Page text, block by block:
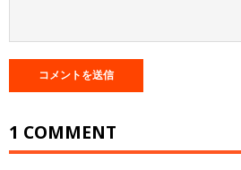
1 COMMENT